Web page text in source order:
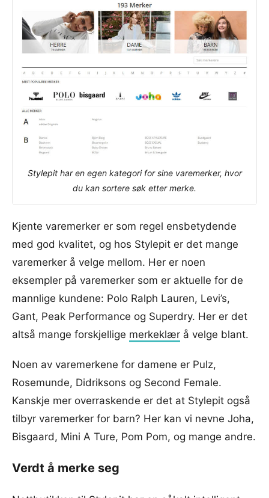
Stylepit har en egen kategori for sine varemerker, hvor
du kan sortere søk etter merke.
Kjente varemerker er som regel ensbetydende
med god kvalitet, og hos Stylepit er det mange
varemerker å velge mellom. Her er noen
eksempler på varemerker som er aktuelle for de
mannlige kundene: Polo Ralph Lauren, Levi’s,
Gant, Peak Performance og Superdry. Her er det
altså mange forskjellige merkeklær å velge blant.
Noen av varemerkene for damene er Pulz,
Rosemunde, Didriksons og Second Female.
Kanskje mer overraskende er det at Stylepit også
tilbyr varemerker for barn? Her kan vi nevne Joha,
Bisgaard, Mini A Ture, Pom Pom, og mange andre.
Verdt å merke seg